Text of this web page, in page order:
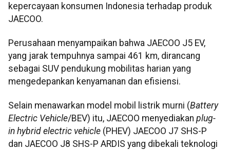
kepercayaan konsumen Indonesia terhadap produk
JAECOO.
Perusahaan menyampaikan bahwa JAECOO J5 EV,
yang jarak tempuhnya sampai 461 km, dirancang
sebagai SUV pendukung mobilitas harian yang
mengedepankan kenyamanan dan efisiensi.
Selain menawarkan model mobil listrik murni (Battery
Electric Vehicle/BEV) itu, JAECOO menyediakan plug-
in hybrid electric vehicle (PHEV) JAECOO J7 SHS-P
dan JAECOO J8 SHS-P ARDIS yang dibekali teknologi